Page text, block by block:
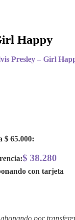
Happy
Presley – Girl
$ 65.000:
$ 38.280
con tarjeta
por